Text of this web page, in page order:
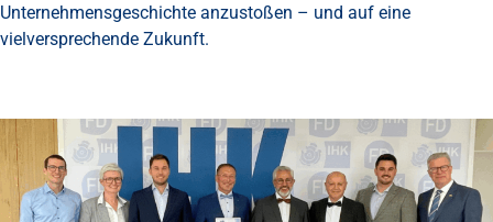
Unternehmensgeschichte anzustoßen – und auf eine
vielversprechende Zukunft.